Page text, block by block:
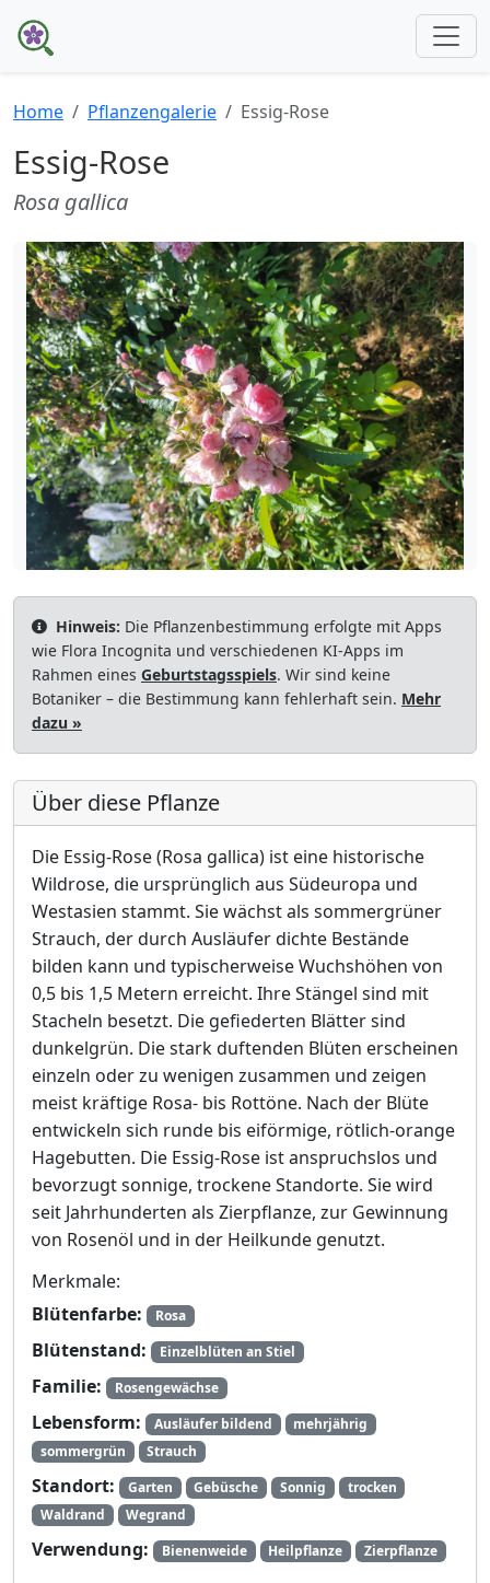
Home Pflanzengalerie Essig-Rose
Essig-Rose
Rosa gallica
Hinweis: Die Pflanzenbestimmung erfolgte mit Apps
wie Flora Incognita und verschiedenen KI-Apps im
Rahmen eines Geburtstagsspiels. Wir sind keine
Botaniker – die Bestimmung kann fehlerhaft sein. Mehr
dazu »
Über diese Pflanze
Die Essig-Rose (Rosa gallica) ist eine historische
Wildrose, die ursprünglich aus Südeuropa und
Westasien stammt. Sie wächst als sommergrüner
Strauch, der durch Ausläufer dichte Bestände
bilden kann und typischerweise Wuchshöhen von
0,5 bis 1,5 Metern erreicht. Ihre Stängel sind mit
Stacheln besetzt. Die gefiederten Blätter sind
dunkelgrün. Die stark duftenden Blüten erscheinen
einzeln oder zu wenigen zusammen und zeigen
meist kräftige Rosa- bis Rottöne. Nach der Blüte
entwickeln sich runde bis eiförmige, rötlich-orange
Hagebutten. Die Essig-Rose ist anspruchslos und
bevorzugt sonnige, trockene Standorte. Sie wird
seit Jahrhunderten als Zierpflanze, zur Gewinnung
von Rosenöl und in der Heilkunde genutzt.
Merkmale:
Blütenfarbe:
Rosa
Blütenstand: Einzelblüten an Stiel
Familie: Rosengewächse
Lebensform: Ausläufer bildend
mehrjährig
sommergrün
Strauch
Standort: Garten Gebüsche Sonnig
trocken
Waldrand
Wegrand
Verwendung: Bienenweide Heilpflanze Zierpflanze